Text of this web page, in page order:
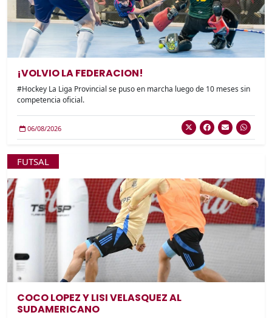
¡VOLVIO LA FEDERACION!
#Hockey La Liga Provincial se puso en marcha luego de 10 meses sin
competencia oficial.
06/08/2026
FUTSAL
COCO LOPEZ Y LISI VELASQUEZ AL
SUDAMERICANO